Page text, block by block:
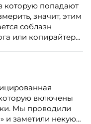
которую попадают
значит, этим
соблазн
или копирайтера
не ценность,
могут не
включены
Мы проводили
и заметили некую